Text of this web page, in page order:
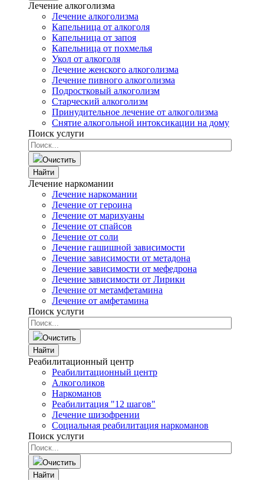
Лечение алкоголизма
Лечение алкоголизма
Капельница от алкоголя
Капельница от запоя
Капельница от похмелья
Укол от алкоголя
Лечение женского алкоголизма
Лечение пивного алкоголизма
Подростковый алкоголизм
Старческий алкоголизм
Принудительное лечение от алкоголизма
Снятие алкогольной интоксикации на дому
Поиск услуги
Очистить
Найти
Лечение наркомании
Лечение наркомании
Лечение от героина
Лечение от марихуаны
Лечение от спайсов
Лечение от соли
Лечение гашишной зависимости
Лечение зависимости от метадона
Лечение зависимости от мефедрона
Лечение зависимости от Лирики
Лечение от метамфетамина
Лечение от амфетамина
Поиск услуги
Очистить
Найти
Реабилитационный центр
Реабилитационный центр
Алкоголиков
Наркоманов
Реабилитация "12 шагов"
Лечение шизофрении
Социальная реабилитация наркоманов
Поиск услуги
Очистить
Найти